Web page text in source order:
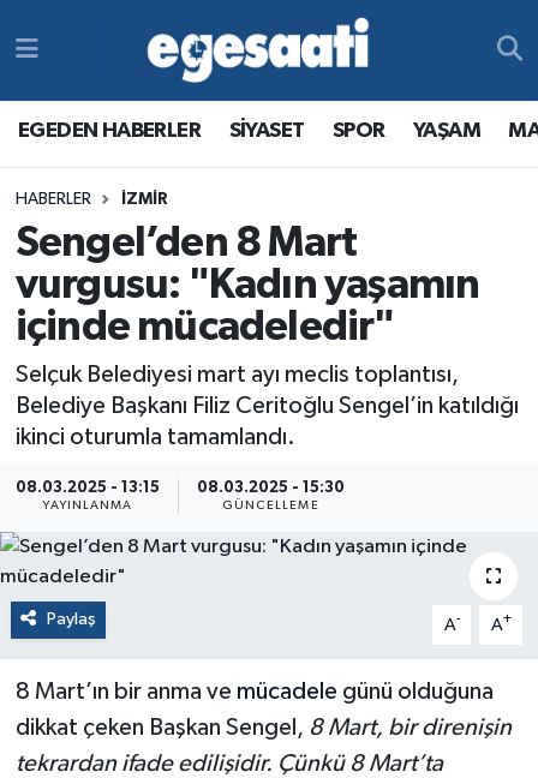
EGEDEN HABERLER SİYASET SPOR YAŞAM
HABERLER İZMİR
Sengel’den 8 Mart
vurgusu: "Kadın yaşamın
içinde mücadeledir"
Selçuk Belediyesi mart ayı meclis toplantısı,
Belediye Başkanı Filiz Ceritoğlu Sengel’in katıldığı
ikinci oturumla tamamlandı.
08.03.2025 - 13:15
YAYINLANMA
08.03.2025 - 15:30
GÜNCELLEME
Paylaş A- A+
8 Mart’ın bir anma ve mücadele günü olduğuna
dikkat çeken Başkan Sengel, 8 Mart, bir direnişin
tekrardan ifade edilişidir. Çünkü 8 Mart’ta
MAGAZİN
RESMİ REKLAMLAR
YAŞAM
MAGAZİN
RESMİ REKLAMLAR
Tüm Manşetler
Son Dakika Haberleri
Haber Arşivi